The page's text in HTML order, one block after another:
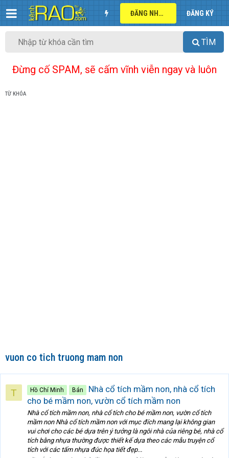
ĐĂNG NHẬP ĐĂNG KÝ
TÌM
Đừng cố SPAM, sẽ cấm vĩnh viễn ngay và luôn
TỪ KHÓA
vuon co tich truong mam non
T Hồ Chí Minh Bán
Nhà cổ tích mầm non, nhà cổ tích
cho bé mầm non, vườn cổ tích mầm non
Nhà cổ tích mầm non, nhà cổ tích cho bé mầm non, vườn cổ tích
mầm non Nhà cổ tích mầm non với mục đích mang lại không gian
vui chơi cho các bé dựa trên ý tưởng là ngôi nhà của riêng bé, nhà cổ
tích bằng nhựa thường được thiết kế dựa theo các mẫu truyện cổ
tích với các tấm nhựa đúc họa tiết đẹp...